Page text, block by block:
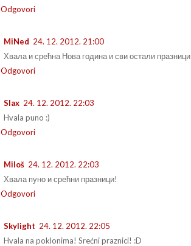
Odgovori
MiNed 24. 12. 2012. 21:00
Хвала и срећна Нова година и сви остали празници
Odgovori
Slax 24. 12. 2012. 22:03
Hvala puno :)
Odgovori
Miloš 24. 12. 2012. 22:03
Хвала пуно и срећни празници!
Odgovori
Skylight 24. 12. 2012. 22:05
Hvala na poklonima! Srećni praznici! :D